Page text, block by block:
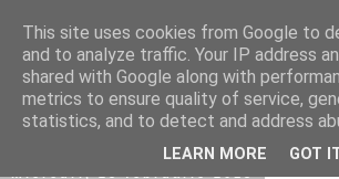
Copilarim
This site uses cookies from Google to
and to analyze traffic. Your IP address
shared with Google along with
metrics to ensure quality of service,
statistics, and to detect and address
LEARN MORE GOT